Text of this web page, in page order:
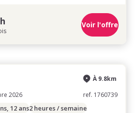
Voir l'offre
2026
À 9.8km
ref. 1760739
12 ans2 heures / semaine